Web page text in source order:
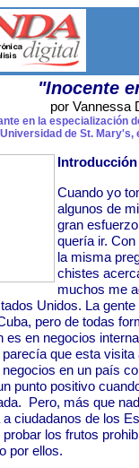
"Inocente
por Vannessa
en la especialización
Universidad de St. Mary's,
Introducción
Cuando yo
algunos de
gran
quería ir.
la misma
chistes
muchos me
Unidos. La
pero de todas
es en negocios
que esta
en un país
punto positivo
Pero, más que
a ciudadanos de los
los frutos
por ellos.